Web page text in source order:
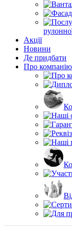
Акції
Новини
Де придбати
Про компанію